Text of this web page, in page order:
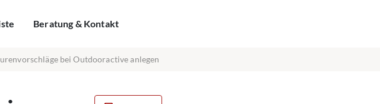
Beratung & Kontakt
bei Outdooractive anlegen